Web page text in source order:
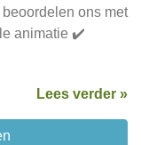
ons met
animatie ✔️
Lees verder »